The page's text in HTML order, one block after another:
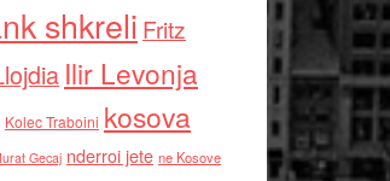
shkreli Fritz
Ilir Levonja
Kolec Traboini kosova
Gecaj nderroi jete ne Kosove